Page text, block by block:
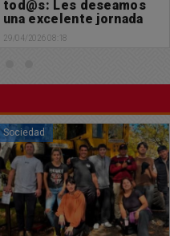
28/04/2026 08:08
Sociedad